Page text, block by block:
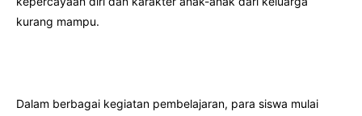
kurang mampu.
Dalam berbagai kegiatan pembelajaran, para siswa mulai